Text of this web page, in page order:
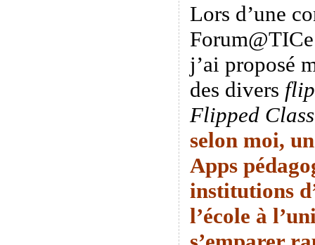
Lors d’une
j’ai proposé
des divers
Flipped
selon moi,
Apps
institutions
l’école à